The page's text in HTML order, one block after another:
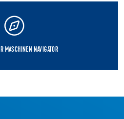
MASCHINEN NAVIGATOR